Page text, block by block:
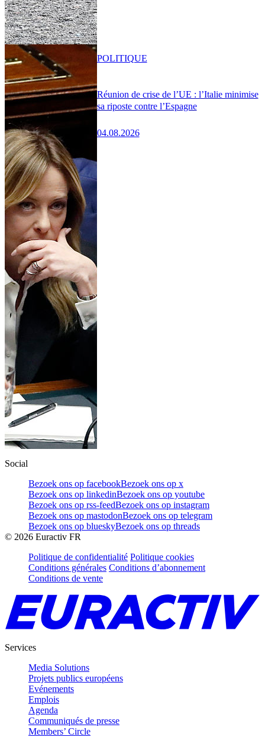
Réunion de crise de l’UE : l’Italie minimise
sa riposte contre l’Espagne
04.08.2026
POLITIQUE
Social
Bezoek ons op facebookBezoek ons op x
Bezoek ons op linkedinBezoek ons op youtube
Bezoek ons op rss-feedBezoek ons op instagram
Bezoek ons op mastodonBezoek ons op telegram
Bezoek ons op blueskyBezoek ons op threads
© 2026 Euractiv FR
Politique de confidentialité Politique cookies
Conditions générales Conditions d’abonnement
Conditions de vente
Services
Media Solutions
Projets publics européens
Evénements
Emplois
Agenda
Communiqués de presse
Members’ Circle